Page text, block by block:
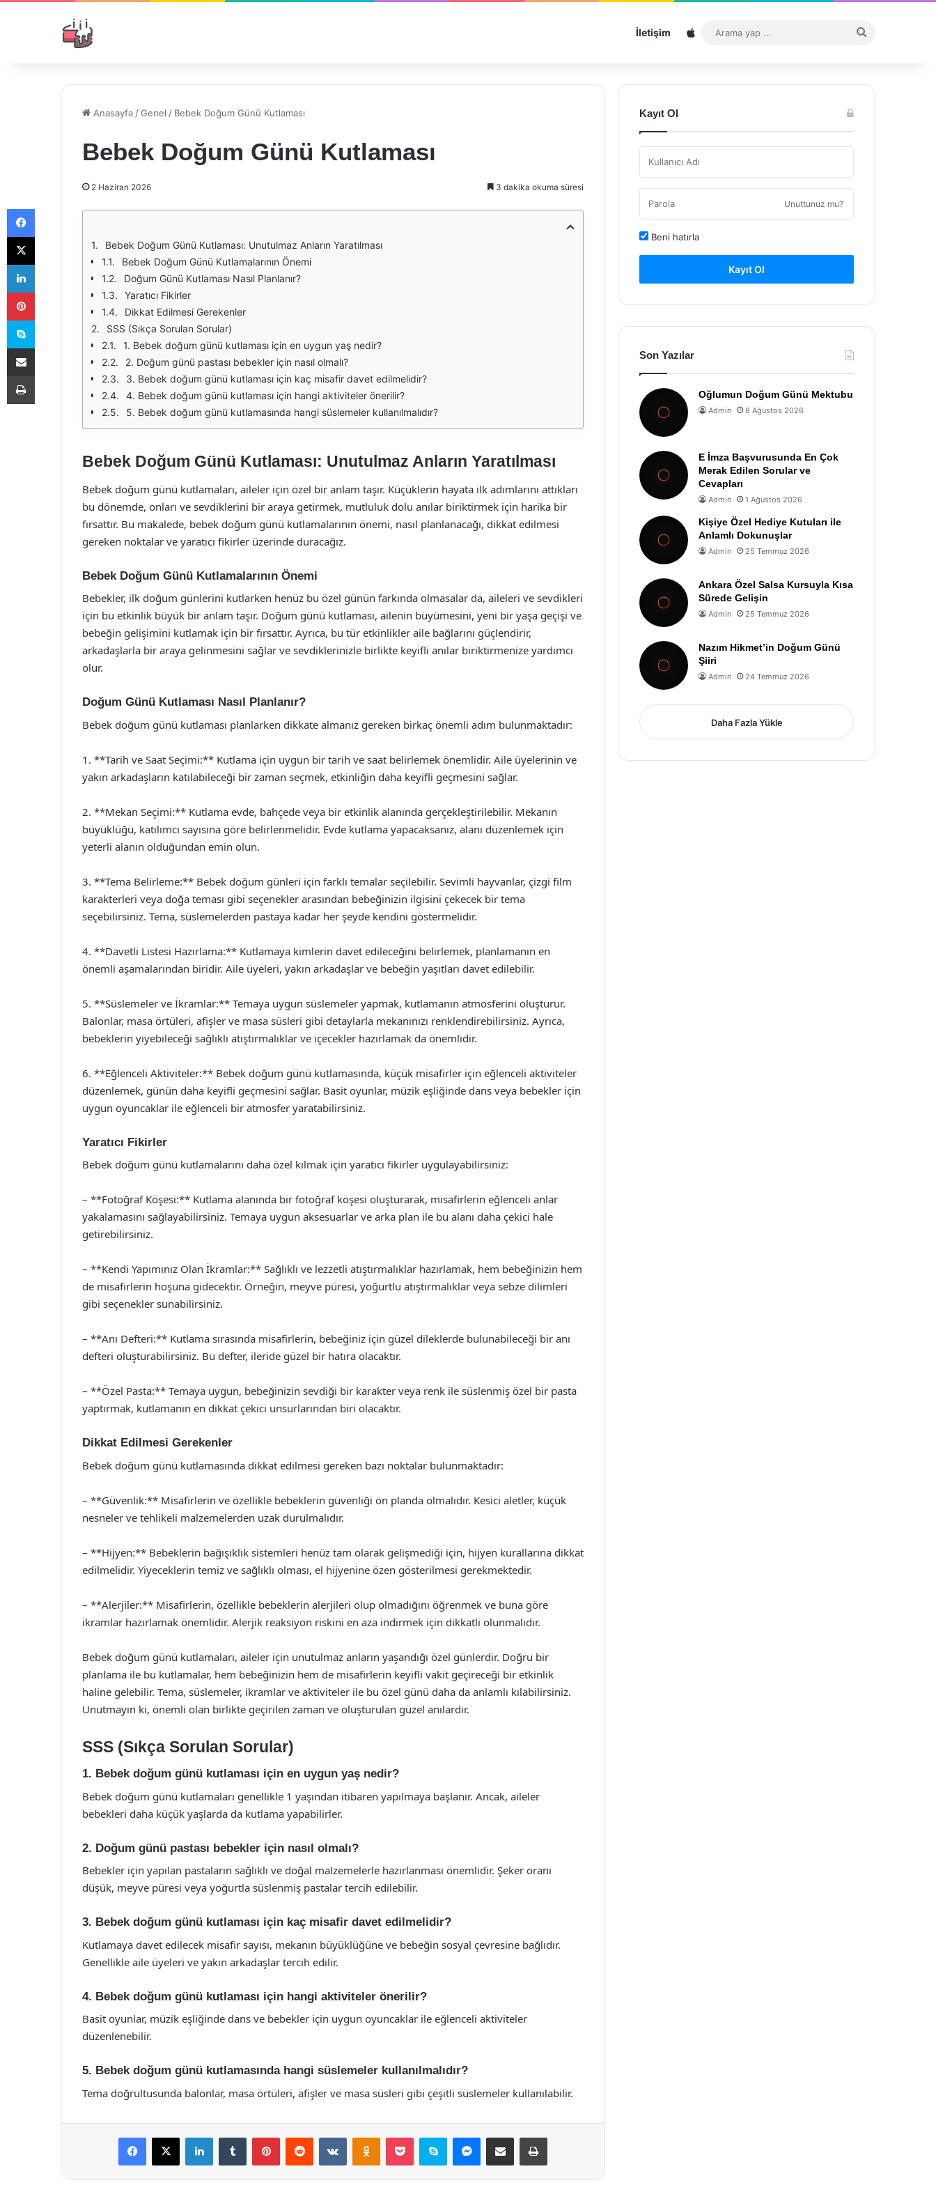
İletişim Sitemap
...
Anasayfa /Genel / Bebek Doğum Günü Kutlaması
Bebek Doğum Günü Kutlaması
2 Haziran 2026 3 dakika okuma süresi
Bebek Doğum Günü Kutlaması: Unutulmaz Anların Yaratılması
Bebek Doğum Günü Kutlamalarının Önemi
Doğum Günü Kutlaması Nasıl Planlanır?
Yaratıcı Fikirler
Dikkat Edilmesi Gerekenler
SSS (Sıkça Sorulan Sorular)
1. Bebek doğum günü kutlaması için en uygun yaş nedir?
2. Doğum günü pastası bebekler için nasıl olmalı?
3. Bebek doğum günü kutlaması için kaç misafir davet edilmelidir?
4. Bebek doğum günü kutlaması için hangi aktiviteler önerilir?
5. Bebek doğum günü kutlamasında hangi süslemeler kullanılmalıdır?
Bebek Doğum Günü Kutlaması: Unutulmaz Anların Yaratılması
Bebek doğum günü kutlamaları, aileler için özel bir anlam taşır. Küçüklerin hayata ilk adımlarını attıkları
bu dönemde, onları ve sevdiklerini bir araya getirmek, mutluluk dolu anılar biriktirmek için harika bir
fırsattır. Bu makalede, bebek doğum günü kutlamalarının önemi, nasıl planlanacağı, dikkat edilmesi
gereken noktalar ve yaratıcı fikirler üzerinde duracağız.
Bebek Doğum Günü Kutlamalarının Önemi
Bebekler, ilk doğum günlerini kutlarken henüz bu özel günün farkında olmasalar da, aileleri ve sevdikleri
için bu etkinlik büyük bir anlam taşır. Doğum günü kutlaması, ailenin büyümesini, yeni bir yaşa geçişi ve
bebeğin gelişimini kutlamak için bir fırsattır. Ayrıca, bu tür etkinlikler aile bağlarını güçlendirir,
arkadaşlarla bir araya gelinmesini sağlar ve sevdiklerinizle birlikte keyifli anılar biriktirmenize yardımcı
olur.
Doğum Günü Kutlaması Nasıl Planlanır?
Bebek doğum günü kutlaması planlarken dikkate almanız gereken birkaç önemli adım bulunmaktadır:
1. **Tarih ve Saat Seçimi:** Kutlama için uygun bir tarih ve saat belirlemek önemlidir. Aile üyelerinin ve
yakın arkadaşların katılabileceği bir zaman seçmek, etkinliğin daha keyifli geçmesini sağlar.
2. **Mekan Seçimi:** Kutlama evde, bahçede veya bir etkinlik alanında gerçekleştirilebilir. Mekanın
büyüklüğü, katılımcı sayısına göre belirlenmelidir. Evde kutlama yapacaksanız, alanı düzenlemek için
yeterli alanın olduğundan emin olun.
3. **Tema Belirleme:** Bebek doğum günleri için farklı temalar seçilebilir. Sevimli hayvanlar, çizgi film
karakterleri veya doğa teması gibi seçenekler arasından bebeğinizin ilgisini çekecek bir tema
seçebilirsiniz. Tema, süslemelerden pastaya kadar her şeyde kendini göstermelidir.
4. **Davetli Listesi Hazırlama:** Kutlamaya kimlerin davet edileceğini belirlemek, planlamanın en
önemli aşamalarından biridir. Aile üyeleri, yakın arkadaşlar ve bebeğin yaşıtları davet edilebilir.
5. **Süslemeler ve İkramlar:** Temaya uygun süslemeler yapmak, kutlamanın atmosferini oluşturur.
Balonlar, masa örtüleri, afişler ve masa süsleri gibi detaylarla mekanınızı renklendirebilirsiniz. Ayrıca,
bebeklerin yiyebileceği sağlıklı atıştırmalıklar ve içecekler hazırlamak da önemlidir.
6. **Eğlenceli Aktiviteler:** Bebek doğum günü kutlamasında, küçük misafirler için eğlenceli aktiviteler
düzenlemek, günün daha keyifli geçmesini sağlar. Basit oyunlar, müzik eşliğinde dans veya bebekler için
uygun oyuncaklar ile eğlenceli bir atmosfer yaratabilirsiniz.
Yaratıcı Fikirler
Bebek doğum günü kutlamalarını daha özel kılmak için yaratıcı fikirler uygulayabilirsiniz:
– **Fotoğraf Köşesi:** Kutlama alanında bir fotoğraf köşesi oluşturarak, misafirlerin eğlenceli anlar
yakalamasını sağlayabilirsiniz. Temaya uygun aksesuarlar ve arka plan ile bu alanı daha çekici hale
getirebilirsiniz.
– **Kendi Yapımınız Olan İkramlar:** Sağlıklı ve lezzetli atıştırmalıklar hazırlamak, hem bebeğinizin hem
de misafirlerin hoşuna gidecektir. Örneğin, meyve püresi, yoğurtlu atıştırmalıklar veya sebze dilimleri
gibi seçenekler sunabilirsiniz.
– **Anı Defteri:** Kutlama sırasında misafirlerin, bebeğiniz için güzel dileklerde bulunabileceği bir anı
defteri oluşturabilirsiniz. Bu defter, ileride güzel bir hatıra olacaktır.
– **Özel Pasta:** Temaya uygun, bebeğinizin sevdiği bir karakter veya renk ile süslenmiş özel bir pasta
yaptırmak, kutlamanın en dikkat çekici unsurlarından biri olacaktır.
Dikkat Edilmesi Gerekenler
Bebek doğum günü kutlamasında dikkat edilmesi gereken bazı noktalar bulunmaktadır:
– **Güvenlik:** Misafirlerin ve özellikle bebeklerin güvenliği ön planda olmalıdır. Kesici aletler, küçük
nesneler ve tehlikeli malzemelerden uzak durulmalıdır.
– **Hijyen:** Bebeklerin bağışıklık sistemleri henüz tam olarak gelişmediği için, hijyen kurallarına dikkat
edilmelidir. Yiyeceklerin temiz ve sağlıklı olması, el hijyenine özen gösterilmesi gerekmektedir.
– **Alerjiler:** Misafirlerin, özellikle bebeklerin alerjileri olup olmadığını öğrenmek ve buna göre
ikramlar hazırlamak önemlidir. Alerjik reaksiyon riskini en aza indirmek için dikkatli olunmalıdır.
Bebek doğum günü kutlamaları, aileler için unutulmaz anların yaşandığı özel günlerdir. Doğru bir
planlama ile bu kutlamalar, hem bebeğinizin hem de misafirlerin keyifli vakit geçireceği bir etkinlik
haline gelebilir. Tema, süslemeler, ikramlar ve aktiviteler ile bu özel günü daha da anlamlı kılabilirsiniz.
Unutmayın ki, önemli olan birlikte geçirilen zaman ve oluşturulan güzel anılardır.
SSS (Sıkça Sorulan Sorular)
1. Bebek doğum günü kutlaması için en uygun yaş nedir?
Bebek doğum günü kutlamaları genellikle 1 yaşından itibaren yapılmaya başlanır. Ancak, aileler
bebekleri daha küçük yaşlarda da kutlama yapabilirler.
2. Doğum günü pastası bebekler için nasıl olmalı?
Bebekler için yapılan pastaların sağlıklı ve doğal malzemelerle hazırlanması önemlidir. Şeker oranı
düşük, meyve püresi veya yoğurtla süslenmiş pastalar tercih edilebilir.
3. Bebek doğum günü kutlaması için kaç misafir davet edilmelidir?
Kutlamaya davet edilecek misafir sayısı, mekanın büyüklüğüne ve bebeğin sosyal çevresine bağlıdır.
Genellikle aile üyeleri ve yakın arkadaşlar tercih edilir.
4. Bebek doğum günü kutlaması için hangi aktiviteler önerilir?
Basit oyunlar, müzik eşliğinde dans ve bebekler için uygun oyuncaklar ile eğlenceli aktiviteler
düzenlenebilir.
5. Bebek doğum günü kutlamasında hangi süslemeler kullanılmalıdır?
Tema doğrultusunda balonlar, masa örtüleri, afişler ve masa süsleri gibi çeşitli süslemeler kullanılabilir.
Facebook
X LinkedInTumblr PinterestReddit VKontakteOdnoklassniki
Pocket Skype Messenger
E-Posta ile paylaş Yazdır
Kayıt Ol
Unuttunuz mu?
Beni hatırla
Kayıt Ol
Son Yazılar
Oğlumun Doğum Günü Mektubu
Admin 8 Ağustos 2026
E İmza Başvurusunda En Çok
Merak Edilen Sorular ve
Cevapları
Admin 1 Ağustos 2026
Kişiye Özel Hediye Kutuları ile
Anlamlı Dokunuşlar
Admin 25 Temmuz 2026
Ankara Özel Salsa Kursuyla Kısa
Sürede Gelişin
Admin 25 Temmuz 2026
Nazım Hikmet’in Doğum Günü
Şiiri
Admin 24 Temmuz 2026
Daha Fazla Yükle
Facebook
X
LinkedIn
Pinterest
Skype
E-Posta ile paylaş